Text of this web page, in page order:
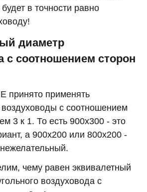
в точности равно
диаметр
с соотношением сторон
принято применять
с соотношением
3 к 1. То есть 900х300 - это
а 900х200 или 800х200 -
чему равен эквивалетный
воздуховода с